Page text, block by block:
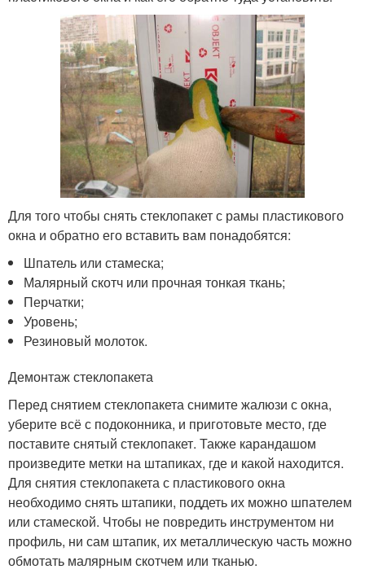
Для того чтобы снять стеклопакет с рамы пластикового
окна и обратно его вставить вам понадобятся:
Шпатель или стамеска;
Малярный скотч или прочная тонкая ткань;
Перчатки;
Уровень;
Резиновый молоток.
Демонтаж стеклопакета
Перед снятием стеклопакета снимите жалюзи с окна,
уберите всё с подоконника, и приготовьте место, где
поставите снятый стеклопакет. Также карандашом
произведите метки на штапиках, где и какой находится.
Для снятия стеклопакета с пластикового окна
необходимо снять штапики, поддеть их можно шпателем
или стамеской. Чтобы не повредить инструментом ни
профиль, ни сам штапик, их металлическую часть можно
обмотать малярным скотчем или тканью.